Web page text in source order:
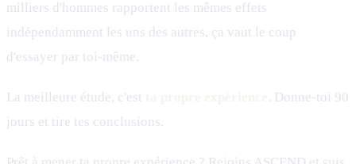
milliers d'hommes rapportent les mêmes effets
indépendamment les uns des autres, ça vaut le coup
d'essayer par toi-même.
La meilleure étude, c'est
. Donne-toi 90
jours et tire tes conclusions.